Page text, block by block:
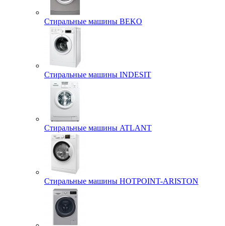
Стиральные машины BEKO
Стиральные машины INDESIT
Стиральные машины ATLANT
Стиральные машины HOTPOINT-ARISTON